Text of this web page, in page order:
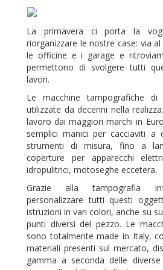
La primavera ci porta la
riorganizzare le nostre case: via
le officine e i garage e
permettono di svolgere tutti
lavori.
Le macchine tampografiche
utilizzate da decenni nella
lavoro dai maggiori marchi in
semplici manici per cacciaviti a
strumenti di misura, fino a
coperture per apparecchi
idropulitrici, motoseghe eccetera.
Grazie alla tampografia
personalizzare tutti questi
istruzioni in vari colori, anche su
punti diversi del pezzo. Le
sono totalmente made in Italy,
materiali presenti sul mercato,
gamma a seconda delle